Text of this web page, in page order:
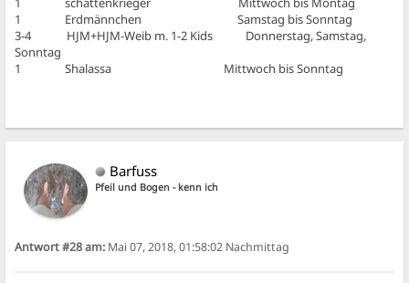
1 Erdmännchen Samstag bis Sonntag
3-4 HJM+HJM-Weib m. 1-2 Kids Donnerstag, Samstag,
Sonntag
1 Shalassa Mittwoch bis Sonntag
Barfuss
Pfeil und Bogen - kenn ich
Antwort #28 am: Mai 07, 2018, 01:58:02 Nachmittag